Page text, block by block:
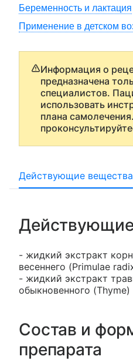
Беременность и лактация
Применение в детском
Информация о
предназначена
специалистов.
использовать
плана
Действующие вещества
- жидкий экстракт
весеннего (Primulae
- жидкий экстракт
обыкновенного (Thyme)
Состав и
препарата